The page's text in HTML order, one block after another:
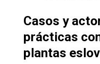
Casos y
prácticas
plantas